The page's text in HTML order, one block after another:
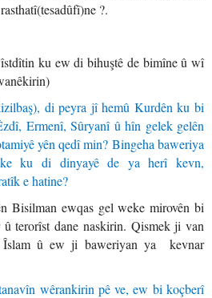
?.
ku ew di bihuştê de bimîne û wî
di peyra jî hemû Kurdên ku bi
Ermenî, Sûryanî û hîn gelek gelên
yên qedî min? Bingeha baweriya
ku di dinyayê de ya herî kevn,
e hatine?
Bisilman ewqas gel weke mirovên bi
terorîst dane naskirin. Qismek ji van
Îslam û ew ji baweriyan ya kevnar
wêrankirin pê ve, ew bi koçberî